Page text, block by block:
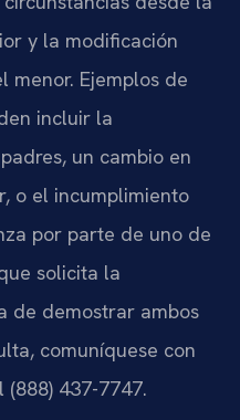
y la modificación
menor. Ejemplos de
incluir la
un cambio en
o el incumplimiento
por parte de uno de
solicita la
de demostrar ambos
comuníquese con
(888) 437-7747.